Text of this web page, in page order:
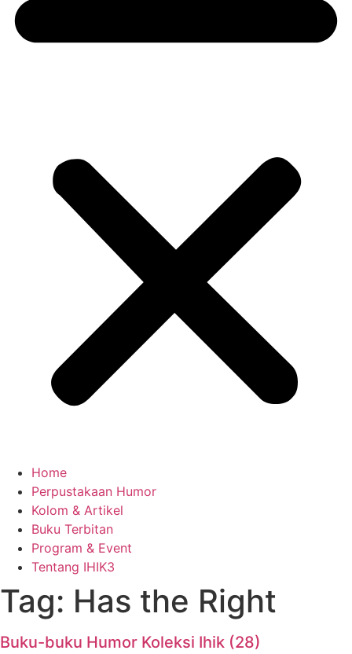
Home
Perpustakaan Humor
Kolom & Artikel
Buku Terbitan
Program & Event
Tentang IHIK3
Tag: Has the Right
Buku-buku Humor Koleksi Ihik (28)